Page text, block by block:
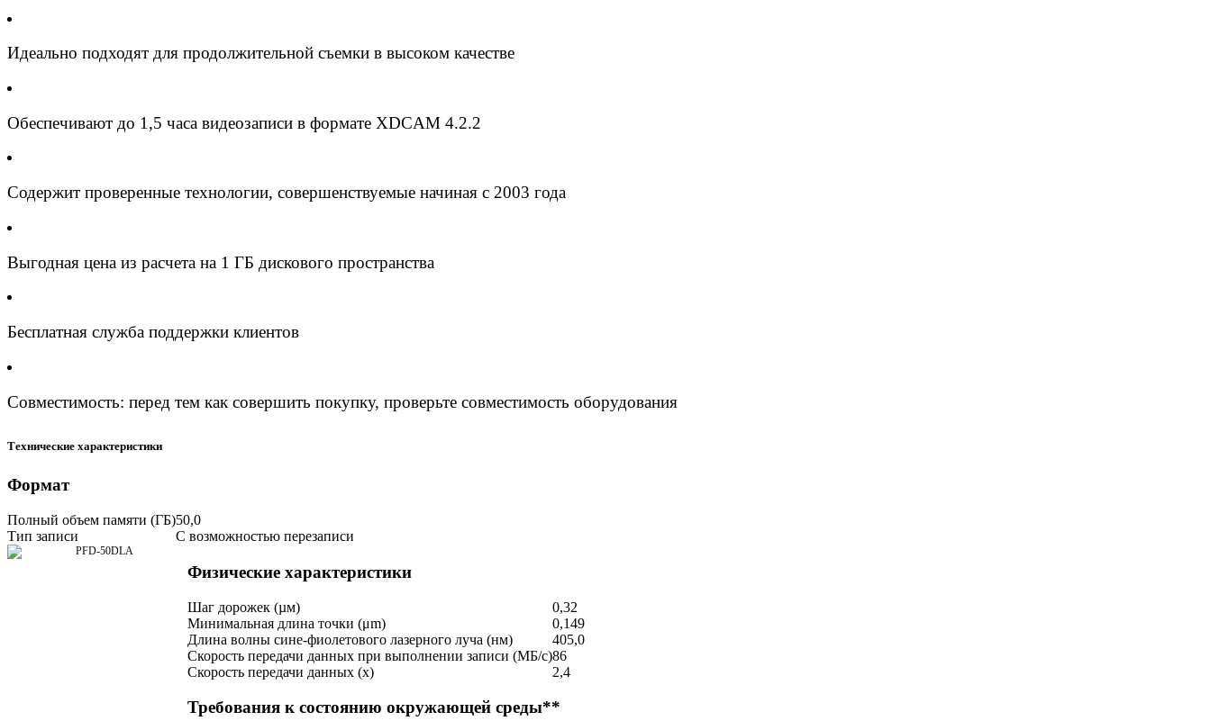
Идеально подходят для продолжительной съемки в высоком качестве
Обеспечивают до 1,5 часа видеозаписи в формате XDCAM 4.2.2
Содержит проверенные технологии, совершенствуемые начиная с 2003 года
Выгодная цена из расчета на 1 ГБ дискового пространства
Бесплатная служба поддержки клиентов
Совместимость: перед тем как совершить покупку, проверьте совместимость оборудования
Технические характеристики
Формат
Полный объем памяти (ГБ)50,0
Тип записи
С возможностью перезаписи
Физические характеристики
Шаг дорожек (µм)
0,32
Минимальная длина точки (μm)
0,149
Длина волны сине-фиолетового лазерного луча (нм)
405,0
Скорость передачи данных при выполнении записи (МБ/с)86
Скорость передачи данных (x)
2,4
Требования к состоянию окружающей среды**